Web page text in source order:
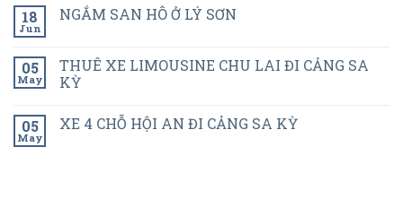
18
Jun
NGẮM SAN HÔ Ở LÝ SƠN
05
May
THUÊ XE LIMOUSINE CHU LAI ĐI CẢNG SA
KỲ
05
May
XE 4 CHỖ HỘI AN ĐI CẢNG SA KỲ